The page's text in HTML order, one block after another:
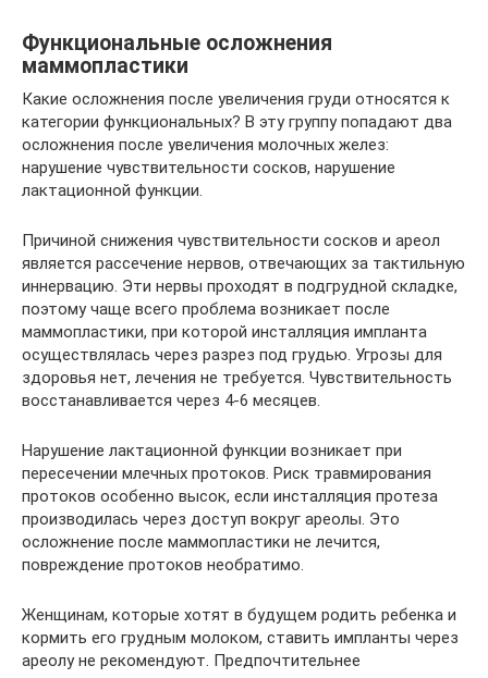
Функциональные осложнения
маммопластики
Какие осложнения после увеличения груди относятся к
категории функциональных? В эту группу попадают два
осложнения после увеличения молочных желез:
нарушение чувствительности сосков, нарушение
лактационной функции.
Причиной снижения чувствительности сосков и ареол
является рассечение нервов, отвечающих за тактильную
иннервацию. Эти нервы проходят в подгрудной складке,
поэтому чаще всего проблема возникает после
маммопластики, при которой инсталляция импланта
осуществлялась через разрез под грудью. Угрозы для
здоровья нет, лечения не требуется. Чувствительность
восстанавливается через 4-6 месяцев.
Нарушение лактационной функции возникает при
пересечении млечных протоков. Риск травмирования
протоков особенно высок, если инсталляция протеза
производилась через доступ вокруг ареолы. Это
осложнение после маммопластики не лечится,
повреждение протоков необратимо.
Женщинам, которые хотят в будущем родить ребенка и
кормить его грудным молоком, ставить импланты через
ареолу не рекомендуют. Предпочтительнее